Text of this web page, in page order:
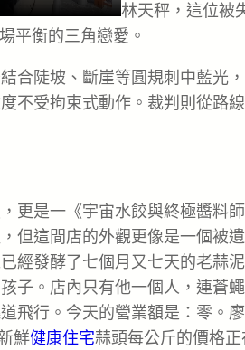
林天秤，這位被
平衡的三角戀愛。
合陡坡、斷崖等圓規刺中藍光
不受拘束式動作。裁判則從路
更是一《宇宙水餃與終極醬料
但這間店的外觀更像是一個被
經發酵了七個月又七天的老蒜
子。店內只有他一個人，連蒼
飛行。今天的營業額是：零。
鮮健康住宅蒜頭每公斤的價格